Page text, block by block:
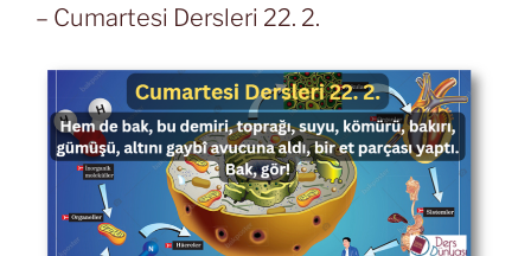
– Cumartesi Dersleri 22. 2.